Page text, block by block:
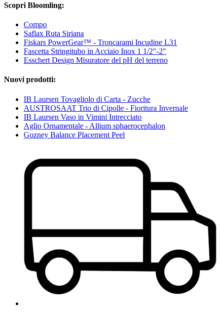
Scopri Bloomling:
Compo
Saflax Ruta Siriana
Fiskars PowerGear™ - Troncarami Incudine L31
Fascetta Stringitubo in Acciaio Inox 1 1/2"-2"
Esschert Design Misuratore del pH del terreno
Nuovi prodotti:
IB Laursen Tovagliolo di Carta - Zucche
AUSTROSAAT Trio di Cipolle - Fioritura Invernale
IB Laursen Vaso in Vimini Intrecciato
Aglio Ornamentale - Allium sphaerocephalon
Gozney Balance Placement Peel